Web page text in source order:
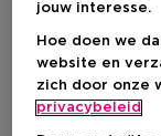
jouw interesse.
Hoe doen we
website en
zich door onze
privacybeleid